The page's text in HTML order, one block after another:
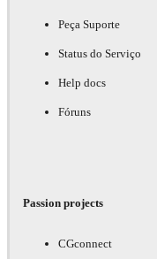
Peça Suporte
Status do Serviço
Help docs
Fóruns
Passion projects
CGconnect